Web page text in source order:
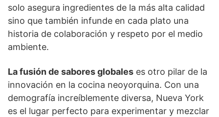
solo asegura ingredientes de la más alta calidad
sino que también infunde en cada plato una
historia de colaboración y respeto por el medio
ambiente.
La fusión de sabores globales es otro pilar de la
innovación en la cocina neoyorquina. Con una
demografía increíblemente diversa, Nueva York
es el lugar perfecto para experimentar y mezclar